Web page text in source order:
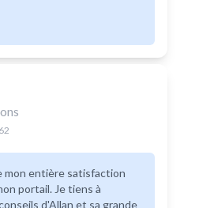
mon entière satisfaction
portail. Je tiens à
d'Allan et sa grande